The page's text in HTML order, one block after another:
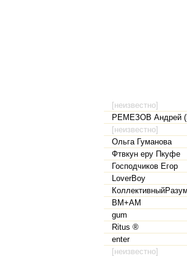
[неизвестно]
РЕМЕЗОВ Андрей
[неизвестно]
Ольга Гуманова
Фтвкун еру Пкуфе
Господчиков Егор
LoverBoy
BM+AM
gum
Ritus ®
enter
[неизвестно]